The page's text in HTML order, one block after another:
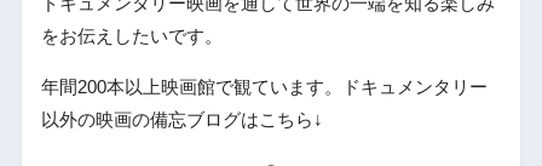
ドキュメンタリー映画を通して世界の一端を知る楽しみ
をお伝えしたいです。
年間200本以上映画館で観ています。ドキュメンタリー
以外の映画の備忘ブログはこちら↓